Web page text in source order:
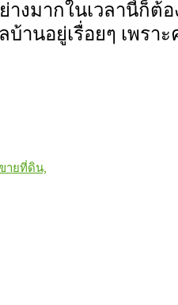
มากในเวลานี้ก็ต้
นอยู่เรื่อยๆ เพรา
ายที่ดิน,